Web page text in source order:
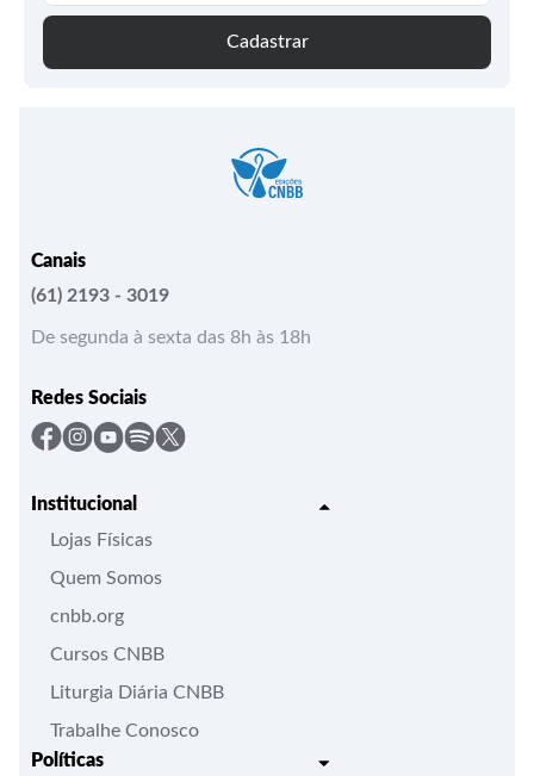
Cadastrar
Canais
(61) 2193 - 3019
De segunda à sexta das 8h às 18h
Redes Sociais
Institucional
Lojas Físicas
Quem Somos
cnbb.org
Cursos CNBB
Liturgia Diária CNBB
Trabalhe Conosco
Políticas